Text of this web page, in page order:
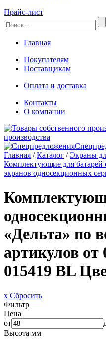
Прайс-лист
Главная
Покупателям
Поставщикам
Оплата и доставка
Контакты
О компании
производства
Главная /Каталог /Экраны
Комплектующие для батарей
экранов односекционных
«Дельта» по
артикулов от
015419 BL
x Сбросить
Фильтр
Цена
от
Высота мм